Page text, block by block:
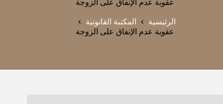
عقوبة عدم الإنفاق على الزوجة
الرئيسية
المكتبة القانونية
عقوبة عدم الإنفاق على الزوجة